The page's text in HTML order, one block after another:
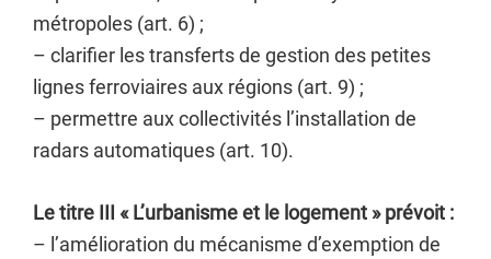
métropoles (art. 6) ;
– clarifier les transferts de gestion des petites
lignes ferroviaires aux régions (art. 9) ;
– permettre aux collectivités l’installation de
radars automatiques (art. 10).
Le titre III « L’urbanisme et le logement » prévoit :
– l’amélioration du mécanisme d’exemption de